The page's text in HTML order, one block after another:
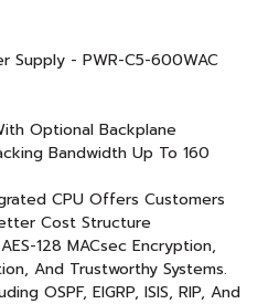
Supply - PWR-C5-600WAC
Optional Backplane
Bandwidth Up To 160
CPU Offers Customers
Cost Structure
128 MACsec Encryption,
And Trustworthy Systems.
OSPF, EIGRP, ISIS, RIP, And